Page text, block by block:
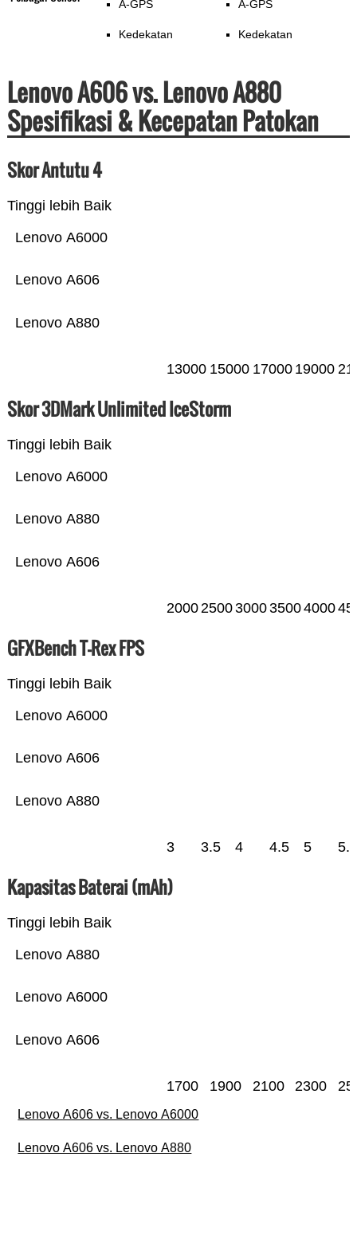
A-GPS
Kedekatan
A-GPS
Kedekatan
Lenovo A606 vs. Lenovo A880
Spesifikasi & Kecepatan Patokan
Skor Antutu 4
Tinggi lebih Baik
Lenovo A880
Lenovo A606
Lenovo A6000
13000 15000 17000 19000
Skor 3DMark Unlimited IceStorm
Tinggi lebih Baik
Lenovo A606
Lenovo A880
Lenovo A6000
20002500300035004000
GFXBench T-Rex FPS
Tinggi lebih Baik
Lenovo A880
Lenovo A606
Lenovo A6000
3 3.5 4 4.5 5 5.5
Kapasitas Baterai (mAh)
Tinggi lebih Baik
Lenovo A606
Lenovo A6000
Lenovo A880
1700 1900 2100 2300
Lenovo A606 vs. Lenovo A6000
Lenovo A606 vs. Lenovo A880